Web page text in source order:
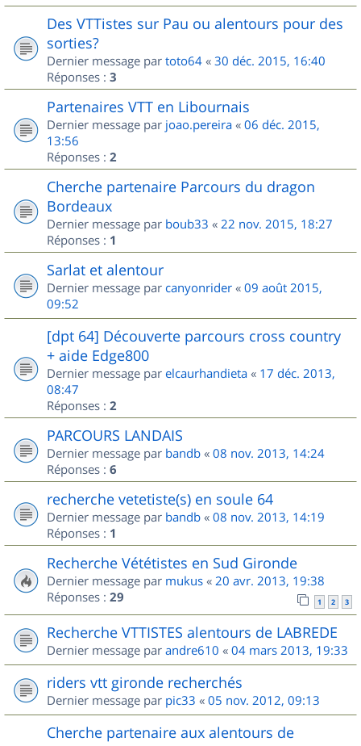
Des VTTistes sur Pau ou alentours pour des
sorties?
Dernier message par toto64 « 30 déc. 2015, 16:40
Réponses : 3
Partenaires VTT en Libournais
Dernier message par joao.pereira « 06 déc. 2015,
13:56
Réponses : 2
Cherche partenaire Parcours du dragon
Bordeaux
Dernier message par boub33 « 22 nov. 2015, 18:27
Réponses : 1
Sarlat et alentour
Dernier message par canyonrider « 09 août 2015,
09:52
[dpt 64] Découverte parcours cross country
+ aide Edge800
Dernier message par elcaurhandieta « 17 déc. 2013,
08:47
Réponses : 2
PARCOURS LANDAIS
Dernier message par bandb « 08 nov. 2013, 14:24
Réponses : 6
recherche vetetiste(s) en soule 64
Dernier message par bandb « 08 nov. 2013, 14:19
Réponses : 1
Recherche Vététistes en Sud Gironde
Dernier message par mukus « 20 avr. 2013, 19:38
Réponses : 29 1 2 3
Recherche VTTISTES alentours de LABREDE
Dernier message par andre610 « 04 mars 2013, 19:33
riders vtt gironde recherchés
Dernier message par pic33 « 05 nov. 2012, 09:13
Cherche partenaire aux alentours de